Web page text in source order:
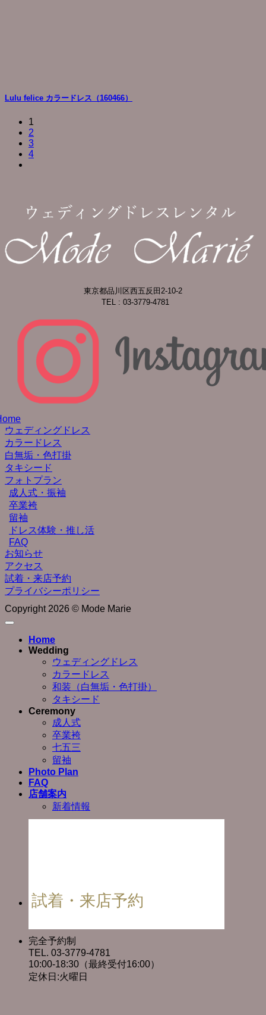
Lulu felice カラードレス（160466）
1
2
3
4
東京都品川区西五反田2-10-2
TEL : 03-3779-4781
ウェディングドレス
カラードレス
白無垢・色打掛
タキシード
フォトプラン
成人式・振袖
卒業袴
留袖
ドレス体験・推し活
FAQ
お知らせ
アクセス
試着・来店予約
プライバシーポリシー
Copyright 2026 © Mode Marie
Home
Wedding
ウェディングドレス
カラードレス
和装（白無垢・色打掛）
タキシード
Ceremony
成人式
卒業袴
七五三
留袖
Photo Plan
FAQ
店舗案内
新着情報
試着・来店予約
完全予約制
TEL. 03-3779-4781
10:00-18:30（最終受付16:00）
定休日:火曜日